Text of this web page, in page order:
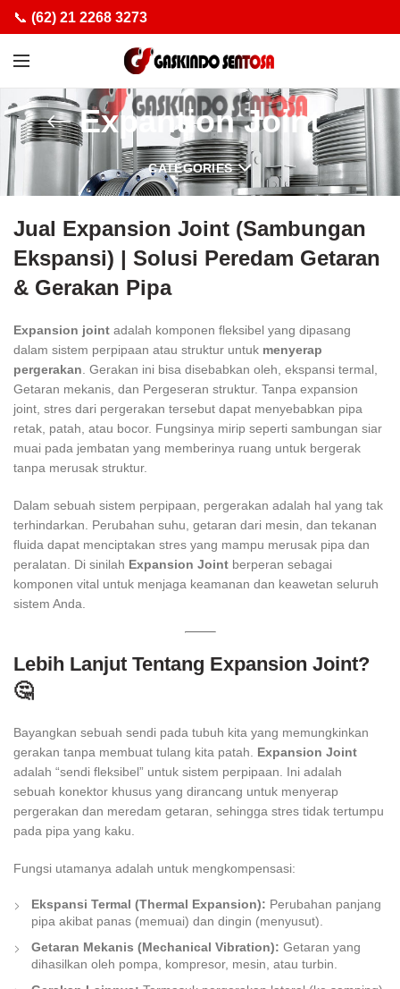
📞 (62) 21 2268 3273
Expantion Joint
CATEGORIES
Jual Expansion Joint (Sambungan
Ekspansi) | Solusi Peredam Getaran
& Gerakan Pipa
Expansion joint adalah komponen fleksibel yang dipasang
dalam sistem perpipaan atau struktur untuk menyerap
pergerakan . Gerakan ini bisa disebabkan oleh, ekspansi termal,
Getaran mekanis, dan Pergeseran struktur. Tanpa expansion
joint, stres dari pergerakan tersebut dapat menyebabkan pipa
retak, patah, atau bocor. Fungsinya mirip seperti sambungan siar
muai pada jembatan yang memberinya ruang untuk bergerak
tanpa merusak struktur.
Dalam sebuah sistem perpipaan, pergerakan adalah hal yang tak
terhindarkan. Perubahan suhu, getaran dari mesin, dan tekanan
fluida dapat menciptakan stres yang mampu merusak pipa dan
peralatan. Di sinilah Expansion Joint berperan sebagai
komponen vital untuk menjaga keamanan dan keawetan seluruh
sistem Anda.
Lebih Lanjut Tentang Expansion Joint?
🤔
Bayangkan sebuah sendi pada tubuh kita yang memungkinkan
gerakan tanpa membuat tulang kita patah. Expansion Joint
adalah “sendi fleksibel” untuk sistem perpipaan. Ini adalah
sebuah konektor khusus yang dirancang untuk menyerap
pergerakan dan meredam getaran, sehingga stres tidak tertumpu
pada pipa yang kaku.
Fungsi utamanya adalah untuk mengkompensasi:
Ekspansi Termal (Thermal Expansion): Perubahan panjang
pipa akibat panas (memuai) dan dingin (menyusut).
Getaran Mekanis (Mechanical Vibration): Getaran yang
dihasilkan oleh pompa, kompresor, mesin, atau turbin.